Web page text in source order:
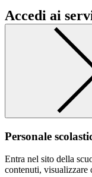
Accedi ai
Personale
Entra nel sito della
contenuti, visualizzare